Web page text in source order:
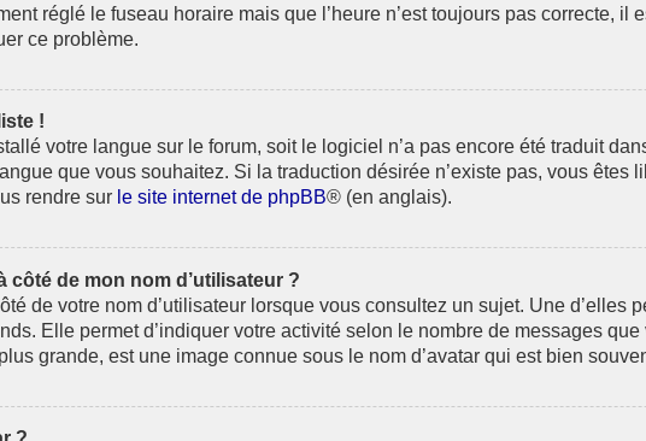
réglé le fuseau horaire mais que l’heure n’est toujours pas correcte,
ce problème.
!
votre langue sur le forum, soit le logiciel n’a pas encore été traduit
que vous souhaitez. Si la traduction désirée n’existe pas, vous
rendre sur le site internet de phpBB® (en anglais).
côté de mon nom d’utilisateur ?
de votre nom d’utilisateur lorsque vous consultez un sujet. Une
Elle permet d’indiquer votre activité selon le nombre de messages
grande, est une image connue sous le nom d’avatar qui est bien